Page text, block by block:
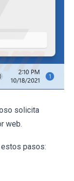
solicita
web.
estos pasos: